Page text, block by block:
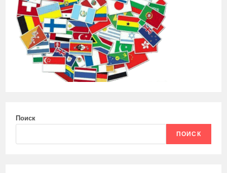
Поиск
ПОИСК